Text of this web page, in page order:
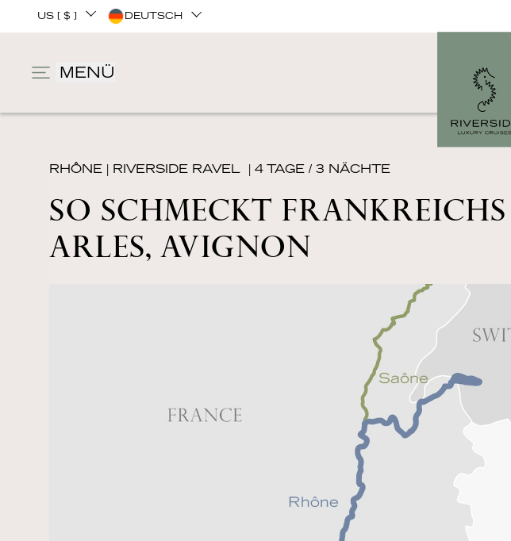
US [ $ ] DEUTSCH
MENÜ
RHÔNE | RIVERSIDE RAVEL | 4 TAGE / 3 NÄCHTE
SO SCHMECKT
ARLES, AVIGNON